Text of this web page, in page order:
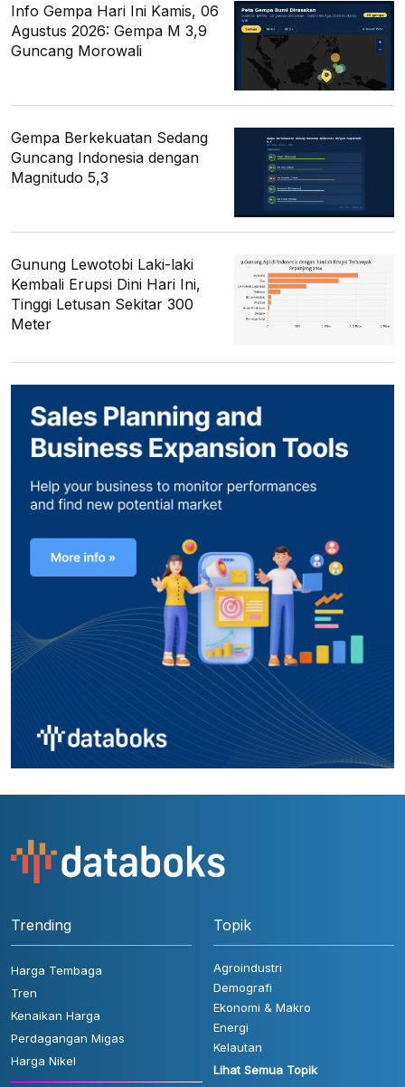
Info Gempa Hari Ini Kamis, 06
Agustus 2026: Gempa M 3,9
Guncang Morowali
Gempa Berkekuatan Sedang
Guncang Indonesia dengan
Magnitudo 5,3
Gunung Lewotobi Laki-laki
Kembali Erupsi Dini Hari Ini,
Tinggi Letusan Sekitar 300
Meter
Trending
Harga Tembaga
Tren
Kenaikan Harga
Perdagangan Migas
Harga Nikel
Topik
Agroindustri
Demografi
Ekonomi & Makro
Energi
Kelautan
Lihat Semua Topik